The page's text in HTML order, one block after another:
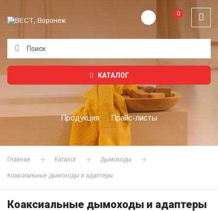
0
КАТАЛОГ
Продукция Прайс-листы
Главная Каталог Дымоходы
Коаксиальные дымоходы и адаптеры
Коаксиальные дымоходы и адаптеры